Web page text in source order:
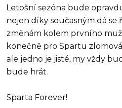
Letošní sezóna bude
nejen díky současným dá
změnám kolem prvního
konečně pro Spartu
ale jedno je jisté, my vždy
bude hrát.
Sparta Forever!